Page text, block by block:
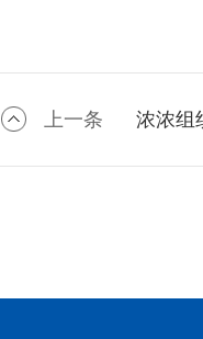
上一条 浓浓组